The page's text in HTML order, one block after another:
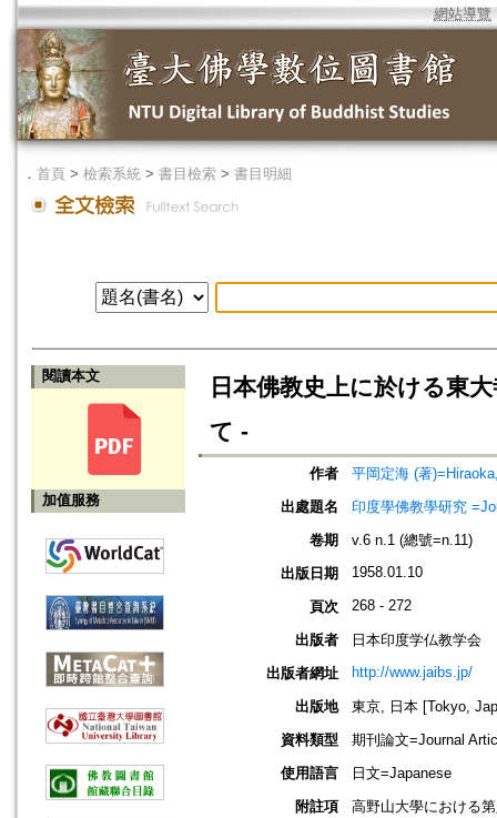
網站導覽
． 首頁 > 檢索系統 > 書目檢索 > 書目明細
閱讀本文
加值服務
日本佛教史上に於ける東
て -
作者
平岡定海 (著
出處題名
印度學佛教學研究
卷期
v.6 n.1 (總號=n.11)
出版日期
1958.01.10
頁次 268 - 272
出版者
日本印度学仏教学会
出版者網址
http://www.jaibs.jp/
出版地
東京, 日本 [Tokyo,
資料類型
期刊論文=Journal
使用語言
日文=Japanese
附註項
高野山大學における